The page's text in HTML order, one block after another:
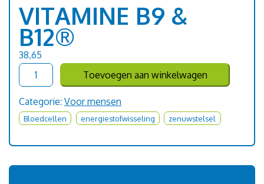
VITAMINE B9 &
B12®
38,65
VITAMINE
&
B12®
aantal
Toevoegen aan winkelwagen
Categorie: Voor mensen
Bloedcellen energiestofwisseling zenuwstelsel